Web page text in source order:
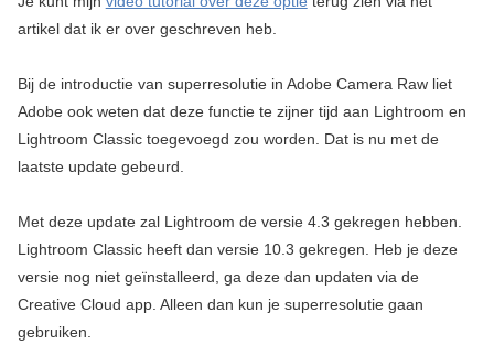
artikel dat ik er over geschreven heb.
Bij de introductie van superresolutie in Adobe Camera Raw liet
Adobe ook weten dat deze functie te zijner tijd aan Lightroom en
Lightroom Classic toegevoegd zou worden. Dat is nu met de
laatste update gebeurd.
Met deze update zal Lightroom de versie 4.3 gekregen hebben.
Lightroom Classic heeft dan versie 10.3 gekregen. Heb je deze
versie nog niet geïnstalleerd, ga deze dan updaten via de
Creative Cloud app. Alleen dan kun je superresolutie gaan
gebruiken.